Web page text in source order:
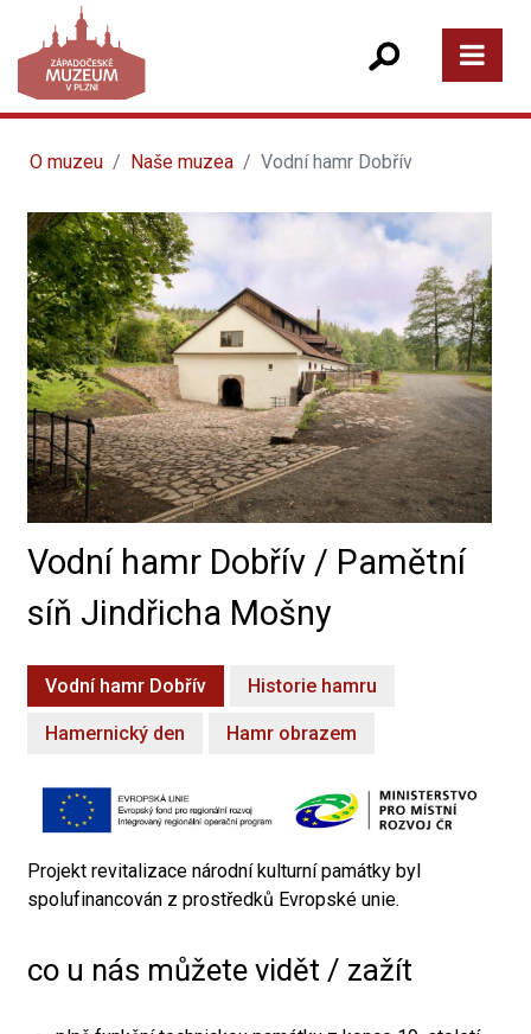
O muzeu Naše muzea Vodní hamr Dobřív
Vodní hamr Dobřív / Pamětní
síň Jindřicha Mošny
Vodní hamr Dobřív Historie hamru
Hamernický den Hamr obrazem
Projekt revitalizace národní kulturní památky byl
spolufinancován z prostředků Evropské unie.
co u nás můžete vidět / zažít